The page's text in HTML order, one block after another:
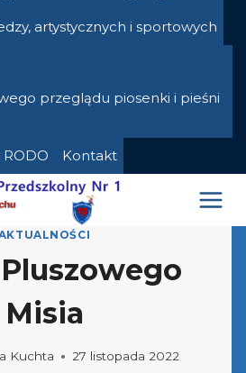
artystycznych i sportowych
przeglądu piosenki i pieśni
Kontakt
Misia
Kuchta 27 listopada 2022